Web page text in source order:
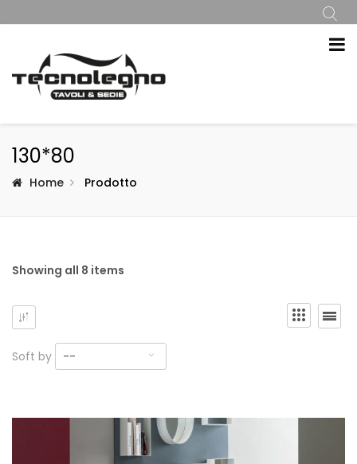
130*80
Home Prodotto
Showing all 8 items
Soft by --